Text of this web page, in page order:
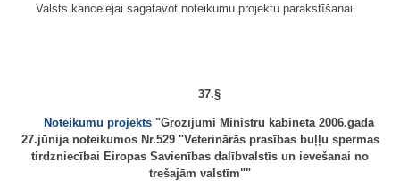
Valsts kancelejai sagatavot noteikumu projektu parakstīšanai.
37.§
Noteikumu projekts "Grozījumi Ministru kabineta 2006.gada
27.jūnija noteikumos Nr.529 "Veterinārās prasības buļļu spermas
tirdzniecībai Eiropas Savienības dalībvalstīs un ievešanai no
trešajām valstīm""